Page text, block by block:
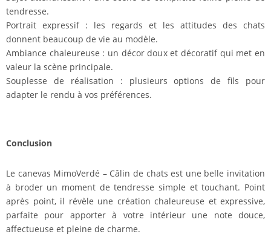
tendresse.
Portrait expressif : les regards et les attitudes des chats
donnent beaucoup de vie au modèle.
Ambiance chaleureuse : un décor doux et décoratif qui met en
valeur la scène principale.
Souplesse de réalisation : plusieurs options de fils pour
adapter le rendu à vos préférences.
Conclusion
Le canevas MimoVerdé – Câlin de chats est une belle invitation
à broder un moment de tendresse simple et touchant. Point
après point, il révèle une création chaleureuse et expressive,
parfaite pour apporter à votre intérieur une note douce,
affectueuse et pleine de charme.